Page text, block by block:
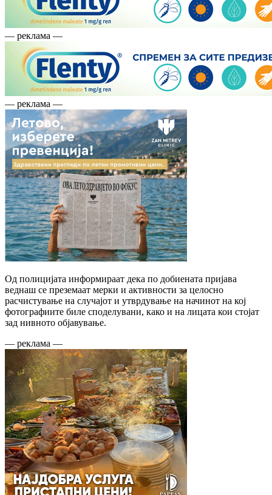
— реклама —
— реклама —
Од полицијата информираат дека по добиената пријава
веднаш се преземаат мерки и активности за целосно
расчистување на случајот и утврдување на начинот на кој
фотографиите биле споделувани, како и на лицата кои стојат
зад нивното објавување.
— реклама —